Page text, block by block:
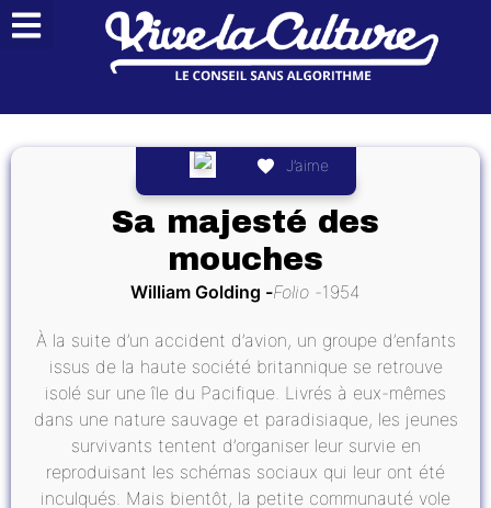
J’aime
Sa majesté des
mouches
William Golding Folio 1954
À la suite d’un accident d’avion, un groupe d’enfants
issus de la haute société britannique se retrouve
isolé sur une île du Pacifique. Livrés à eux-mêmes
dans une nature sauvage et paradisiaque, les jeunes
survivants tentent d’organiser leur survie en
reproduisant les schémas sociaux qui leur ont été
inculqués. Mais bientôt, la petite communauté vole